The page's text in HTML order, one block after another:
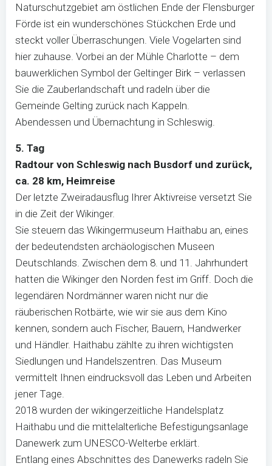
Naturschutzgebiet am östlichen Ende der Flensburger
Förde ist ein wunderschönes Stückchen Erde und
steckt voller Überraschungen. Viele Vogelarten sind
hier zuhause. Vorbei an der Mühle Charlotte – dem
bauwerklichen Symbol der Geltinger Birk – verlassen
Sie die Zauberlandschaft und radeln über die
Gemeinde Gelting zurück nach Kappeln.
Abendessen und Übernachtung in Schleswig.
5. Tag
Radtour von Schleswig nach Busdorf und zurück,
ca. 28 km, Heimreise
Der letzte Zweiradausflug Ihrer Aktivreise versetzt Sie
in die Zeit der Wikinger.
Sie steuern das Wikingermuseum Haithabu an, eines
der bedeutendsten archäologischen Museen
Deutschlands. Zwischen dem 8. und 11. Jahrhundert
hatten die Wikinger den Norden fest im Griff. Doch die
legendären Nordmänner waren nicht nur die
räuberischen Rotbärte, wie wir sie aus dem Kino
kennen, sondern auch Fischer, Bauern, Handwerker
und Händler. Haithabu zählte zu ihren wichtigsten
Siedlungen und Handelszentren. Das Museum
vermittelt Ihnen eindrucksvoll das Leben und Arbeiten
jener Tage.
2018 wurden der wikingerzeitliche Handelsplatz
Haithabu und die mittelalterliche Befestigungsanlage
Danewerk zum UNESCO-Welterbe erklärt.
Entlang eines Abschnittes des Danewerks radeln Sie